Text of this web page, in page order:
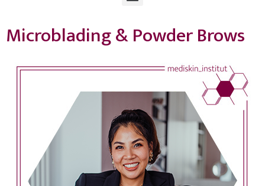
Microblading & Powder Brows